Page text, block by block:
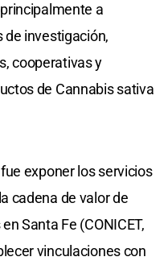
a
de investigación,
cooperativas y
de Cannabis sativa
exponer los servicios
cadena de valor de
Santa Fe (CONICET,
vinculaciones con